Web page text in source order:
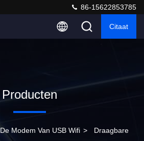
86-15622853785
Citaat
Producten
De Modem Van USB Wifi > Draagbare